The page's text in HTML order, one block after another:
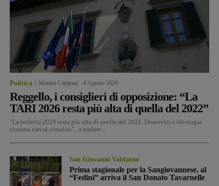
Politica Monica Campani 8 Agosto 2026
Reggello, i consiglieri di opposizione: “La
TARI 2026 resta più alta di quella del 2022”
"La bolletta 2026 resta più alta di quella del 2022. Disservizi e ideologia
costano cari ai cittadini", a parlare...
San Giovanni Valdarno
Prima stagionale per la Sangiovannese, al
“Fedini” arriva il San Donato Tavarnelle